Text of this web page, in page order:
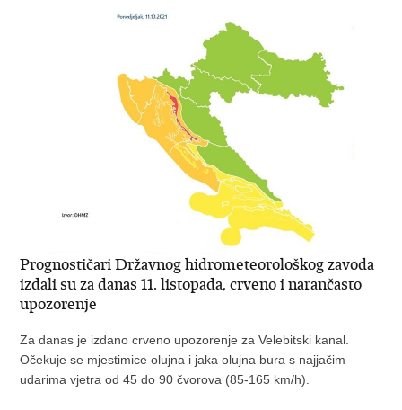
Prognostičari Državnog hidrometeorološkog zavoda
izdali su za danas 11. listopada, crveno i narančasto
upozorenje
Za danas je izdano crveno upozorenje za Velebitski kanal.
Očekuje se mjestimice olujna i jaka olujna bura s najjačim
udarima vjetra od 45 do 90 čvorova (85-165 km/h).